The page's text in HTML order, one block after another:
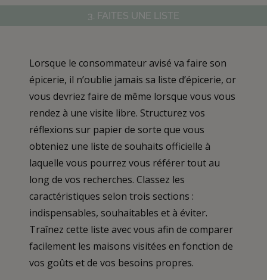
3. FAITES UNE LISTE
Lorsque le consommateur avisé va faire son
épicerie, il n’oublie jamais sa liste d’épicerie, or
vous devriez faire de même lorsque vous vous
rendez à une visite libre. Structurez vos
réflexions sur papier de sorte que vous
obteniez une liste de souhaits officielle à
laquelle vous pourrez vous référer tout au
long de vos recherches. Classez les
caractéristiques selon trois sections :
indispensables, souhaitables et à éviter.
Traînez cette liste avec vous afin de comparer
facilement les maisons visitées en fonction de
vos goûts et de vos besoins propres.